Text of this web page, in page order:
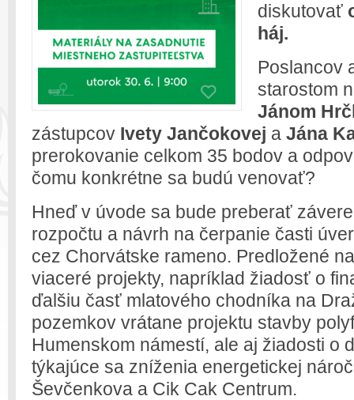
diskutovať
háj.
Poslancov
starostom
Jánom
zástupcov Ivety Jančokovej a Jána
prerokovanie celkom 35 bodov a
čomu konkrétne sa budú venovať?
Hneď v úvode sa bude preberať
rozpočtu a návrh na čerpanie časti
cez Chorvátske rameno. Predložené
viaceré projekty, napríklad žiadosť o
ďalšiu časť mlatového chodníka na
pozemkov vrátane projektu stavby
Humenskom námestí, ale aj žiadosti o
týkajúce sa zníženia energetickej
Ševčenkova a Cik Cak Centrum.